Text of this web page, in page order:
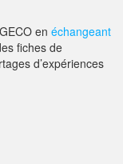
AIDE
en échangeant
fiches de
d’expériences